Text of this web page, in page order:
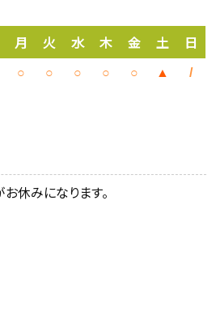
月 火 水 木 金 土 日
○ ○ ○ ○ ○ ▲ /
お休みになります。